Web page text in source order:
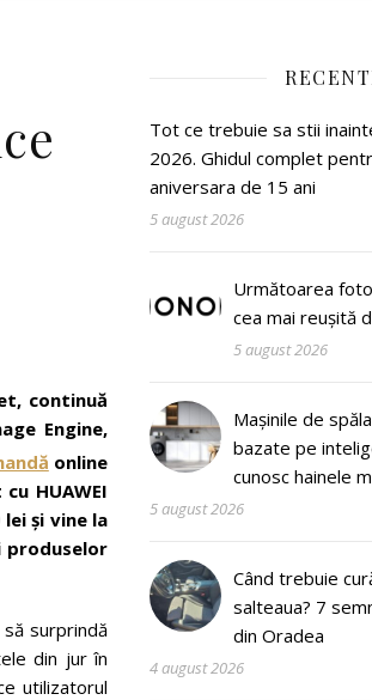
continuă
Engine,
online
HUAWEI
și vine la
produselor
surprindă
din jur în
utilizatorul
Tot ce trebuie sa stii
2026. Ghidul complet
aniversara de 15 ani
5 august 2026
Următoarea
cea mai reușită
5 august 2026
Mașinile de
bazate pe
cunosc hainele
5 august 2026
Când trebuie
salteaua? 7
din Oradea
4 august 2026